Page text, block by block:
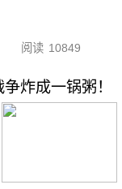
阅读 10849
炸成一锅粥！